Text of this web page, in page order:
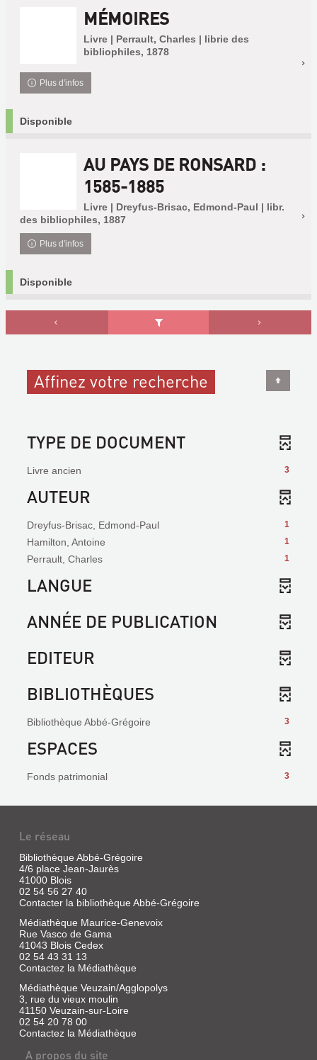
MÉMOIRES
Livre | Perrault, Charles | librie des
bibliophiles, 1878
Plus d'infos
Disponible
AU PAYS DE RONSARD :
1585-1885
Livre | Dreyfus-Brisac, Edmond-Paul | libr.
des bibliophiles, 1887
Plus d'infos
Disponible
Affinez votre recherche
TYPE DE DOCUMENT
3
Livre ancien
AUTEUR
1
Dreyfus-Brisac, Edmond-Paul
1
Hamilton, Antoine
1
Perrault, Charles
LANGUE
ANNÉE DE PUBLICATION
EDITEUR
BIBLIOTHÈQUES
3
Bibliothèque Abbé-Grégoire
ESPACES
3
Fonds patrimonial
Le réseau
Bibliothèque Abbé-Grégoire
4/6 place Jean-Jaurès
41000 Blois
02 54 56 27 40
Contacter la bibliothèque Abbé-Grégoire
Médiathèque Maurice-Genevoix
Rue Vasco de Gama
41043 Blois Cedex
02 54 43 31 13
Contactez la Médiathèque
Médiathèque Veuzain/Agglopolys
3, rue du vieux moulin
41150 Veuzain-sur-Loire
02 54 20 78 00
Contactez la Médiathèque
A propos du site